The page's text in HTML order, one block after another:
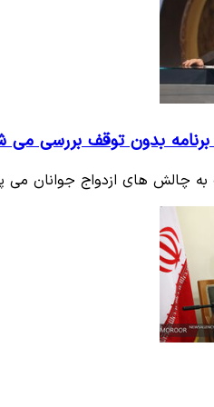
بدون توقف بررسی می
چالش های ازدواج جوانان می